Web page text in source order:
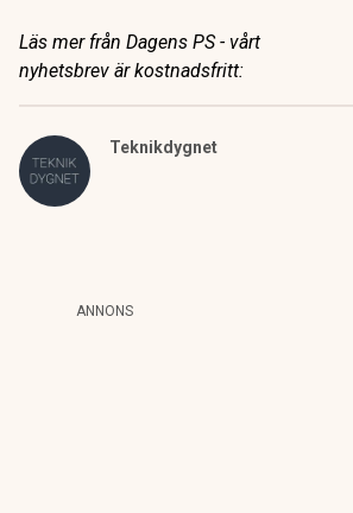
Läs mer från Dagens PS - vårt
nyhetsbrev är kostnadsfritt:
Teknikdygnet
ANNONS